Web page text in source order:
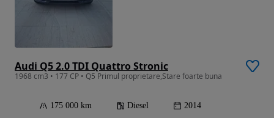
Audi Q5 2.0 TDI Quattro Stronic
1968 cm3 • 177 CP • Q5 Primul proprietare,Stare foarte buna
175 000 km Diesel 2014